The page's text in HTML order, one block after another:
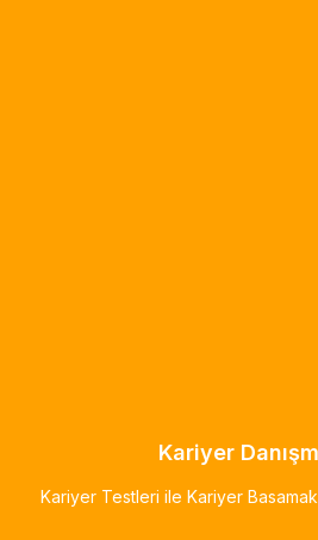
Kariyer
Kariyer Testleri ile Kariyer